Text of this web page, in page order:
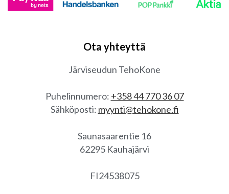
Ota yhteyttä
Järviseudun TehoKone
Puhelinnumero: +358 44 770 36 07
Sähköposti: myynti@tehokone.fi
Saunasaarentie 16
62295 Kauhajärvi
FI24538075